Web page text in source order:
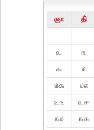
ஞா தி்
௨
௩
௯
௰
௰௬
௰௭
௨௩
௨௪
௩௰
௩௧